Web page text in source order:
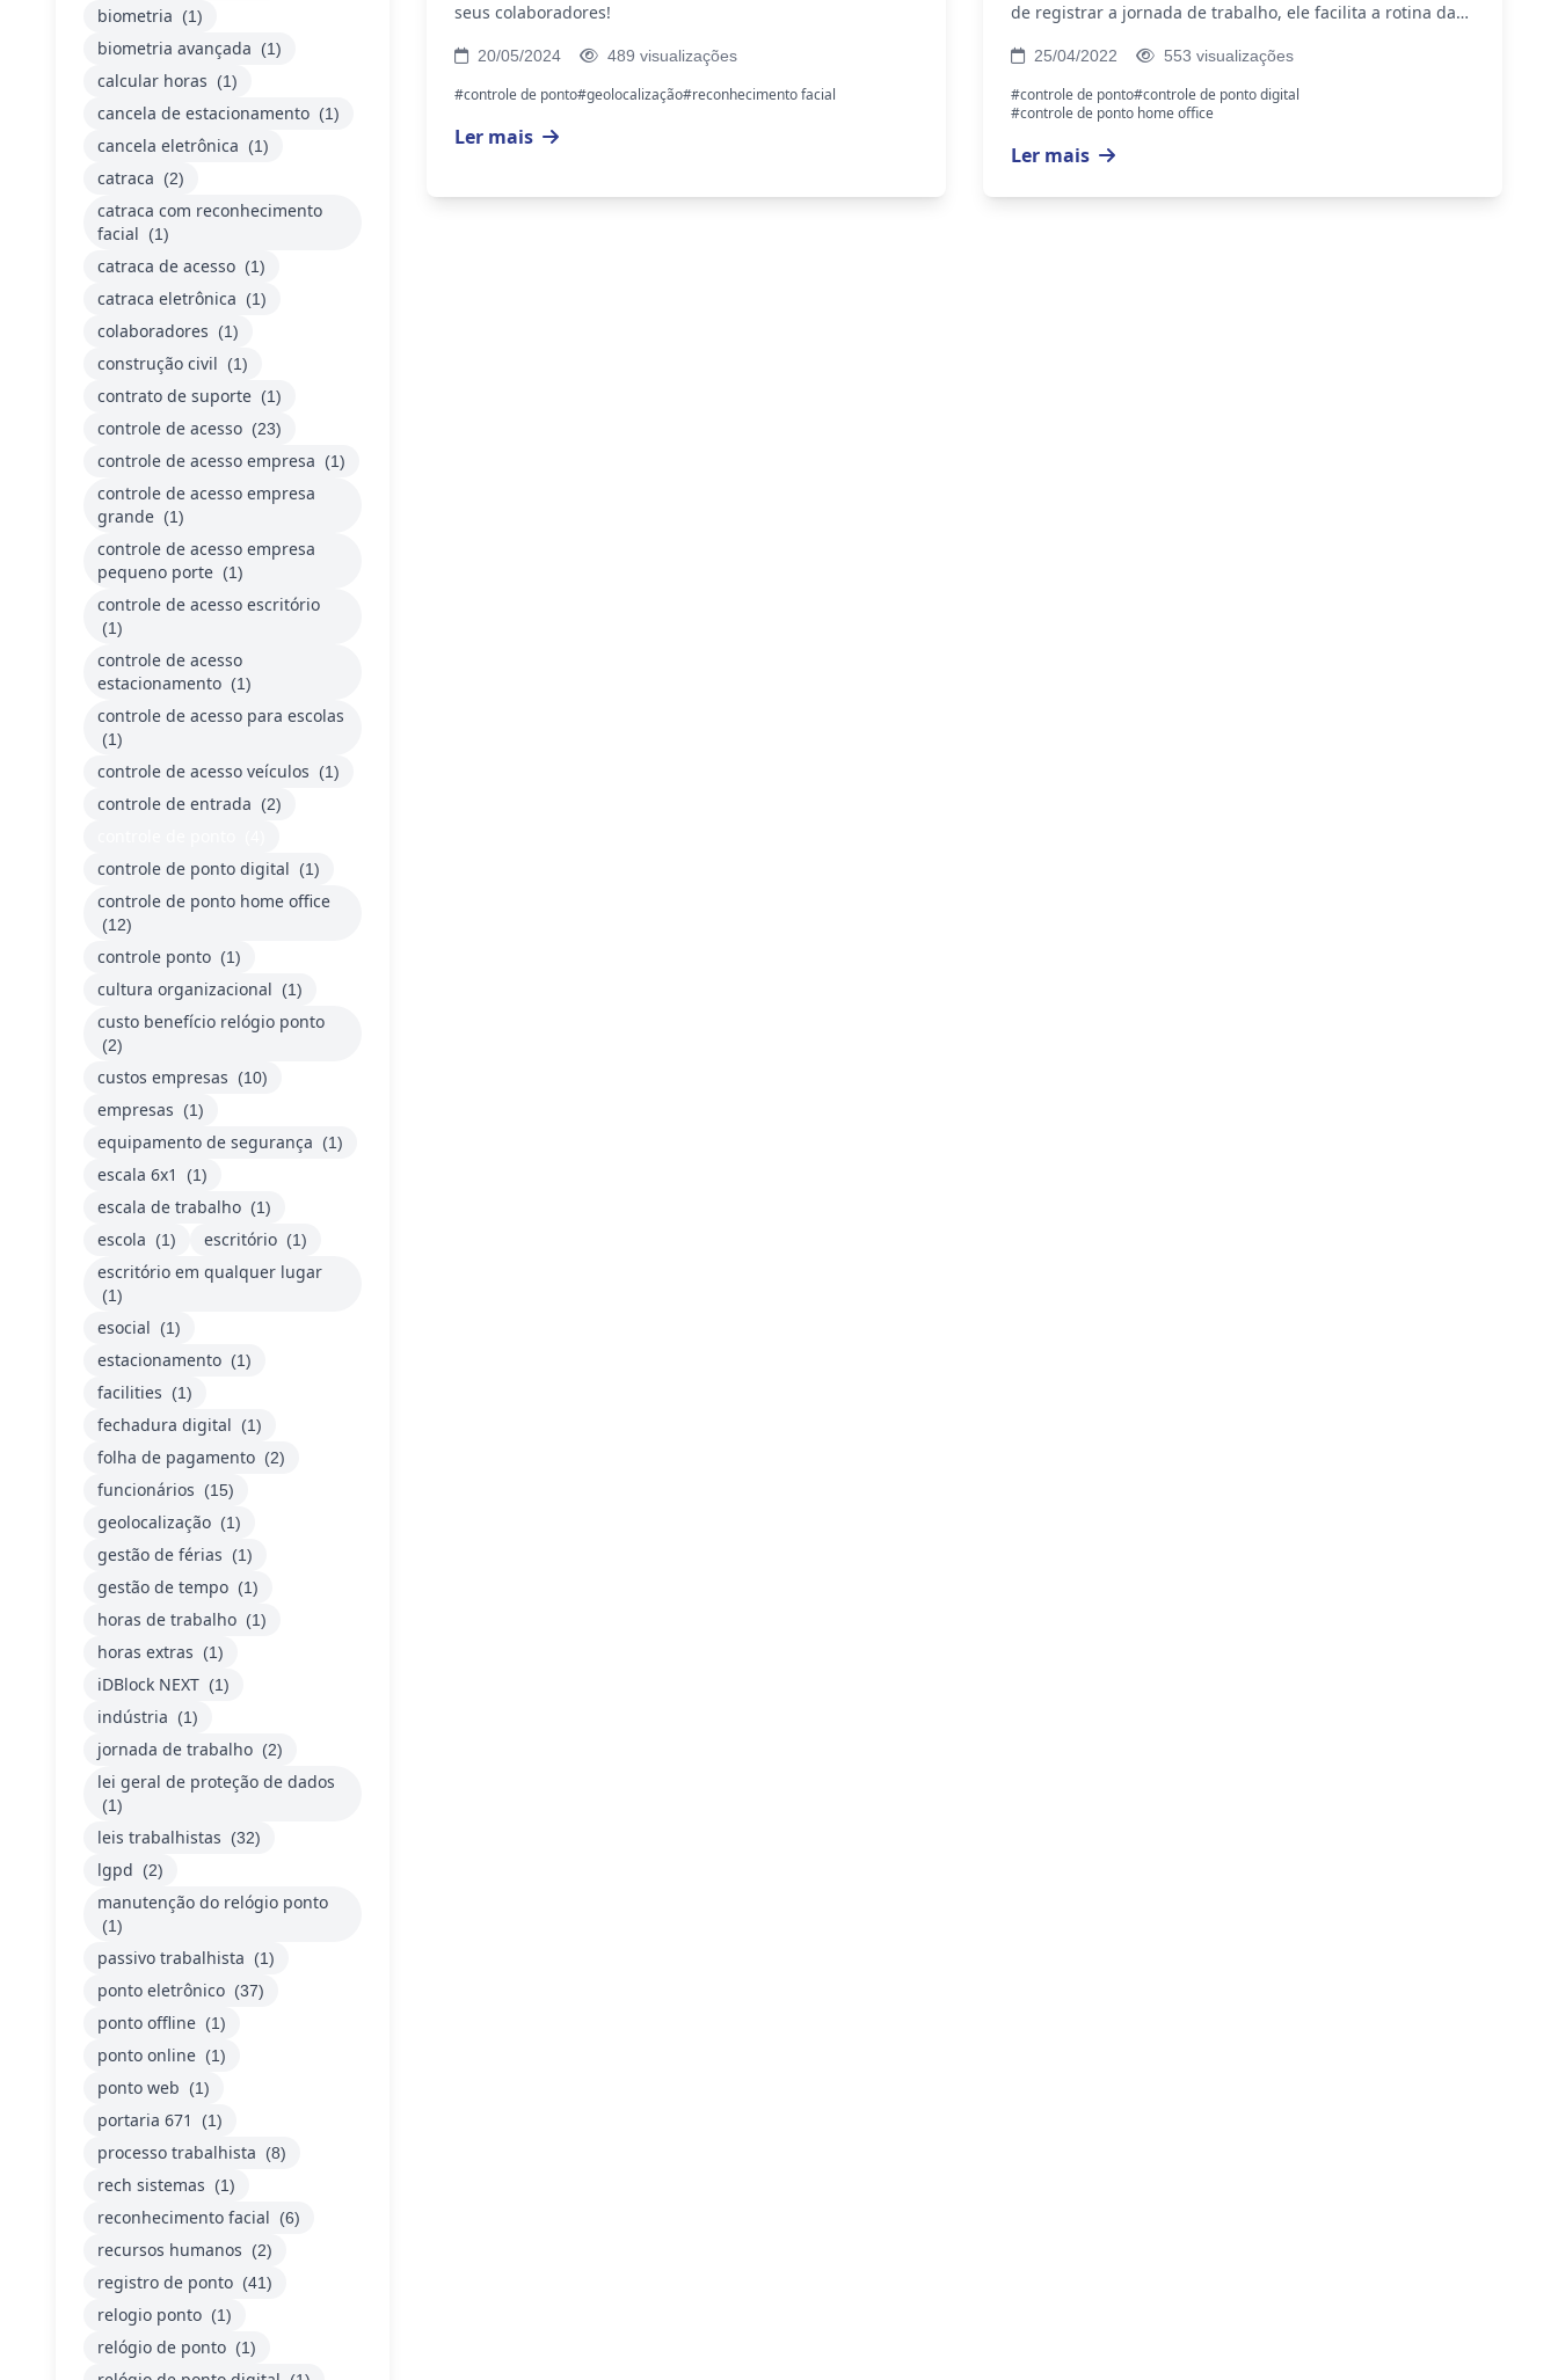
biometria (1)
biometria avançada (1)
calcular horas (1)
cancela de estacionamento (1)
cancela eletrônica (1)
catraca (2)
catraca com reconhecimento
facial
(1)
catraca de acesso (1)
catraca eletrônica (1)
colaboradores (1)
construção civil (1)
contrato de suporte (1)
controle de acesso (23)
controle de acesso empresa (1)
controle de acesso empresa
grande (1)
controle de acesso empresa
pequeno porte (1)
controle de acesso escritório
(1)
controle de acesso
estacionamento (1)
controle de acesso para escolas
(1)
controle de acesso veículos (1)
controle de entrada (2)
controle de ponto digital (1)
controle de ponto home office
(12)
controle ponto (1)
cultura organizacional (1)
custo benefício relógio ponto
(2)
custos empresas (10)
empresas (1)
equipamento de segurança (1)
escala 6x1 (1)
escala de trabalho (1)
escola (1) escritório (1)
escritório em qualquer lugar
(1)
esocial (1)
estacionamento (1)
facilities (1)
fechadura digital (1)
folha de pagamento (2)
funcionários (15)
geolocalização (1)
gestão de férias (1)
gestão de tempo (1)
horas de trabalho (1)
horas extras (1)
iDBlock NEXT (1)
indústria (1)
jornada de trabalho (2)
lei geral de proteção de dados
(1)
leis trabalhistas (32)
lgpd (2)
manutenção do relógio ponto
(1)
passivo trabalhista (1)
ponto eletrônico (37)
ponto offline (1)
ponto online (1)
ponto web (1)
portaria 671 (1)
processo trabalhista (8)
rech sistemas (1)
reconhecimento facial (6)
recursos humanos (2)
registro de ponto (41)
relogio ponto (1)
relógio de ponto (1)
seus colaboradores!
20/05/2024 489 visualizações
#controle de ponto#geolocalização#reconhecimento facial
Ler mais
de registrar a jornada de trabalho, ele facilita a rotina da
25/04/2022 553 visualizações
#controle de ponto#controle de ponto digital
#controle de ponto home office
Ler mais